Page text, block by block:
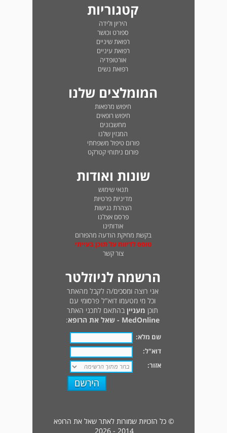
קטגוריות
היריון ולידה
ספורט וכושר
רפואת שיניים
רפואת עיניים
אורטופדיה
רפואת נשים
המומלצים שלנו
חיפוש מרפאות
חיפוש רופאים
מחשבונים
המגזין שלנו
פורום טיפול משפחתי
פורום ניתוחי קטרקט
שונות ואודות
תנאי שימוש
מדיניות פרטיות
הצהרת נגישות
פרסם אצלנו
אודותינו
בקשת מחיקת הודעה מהפורום
טופס לדיווח על תוכן בעייתי
צור קשר
הרשמה לניוזלטר
אני רוצה ומסכים/ה לקבל מהאתר
וכל מי מטעמו דוא"ל פרסומי עם
תוכן מעניין בהתאם לתכני האתר
MedOnline - שאל את הרופא
:
שם מלא:
דוא"ל:
אזור:
© כל הזכויות שמורות לאתר שאל את הרופא
2014 - 2026